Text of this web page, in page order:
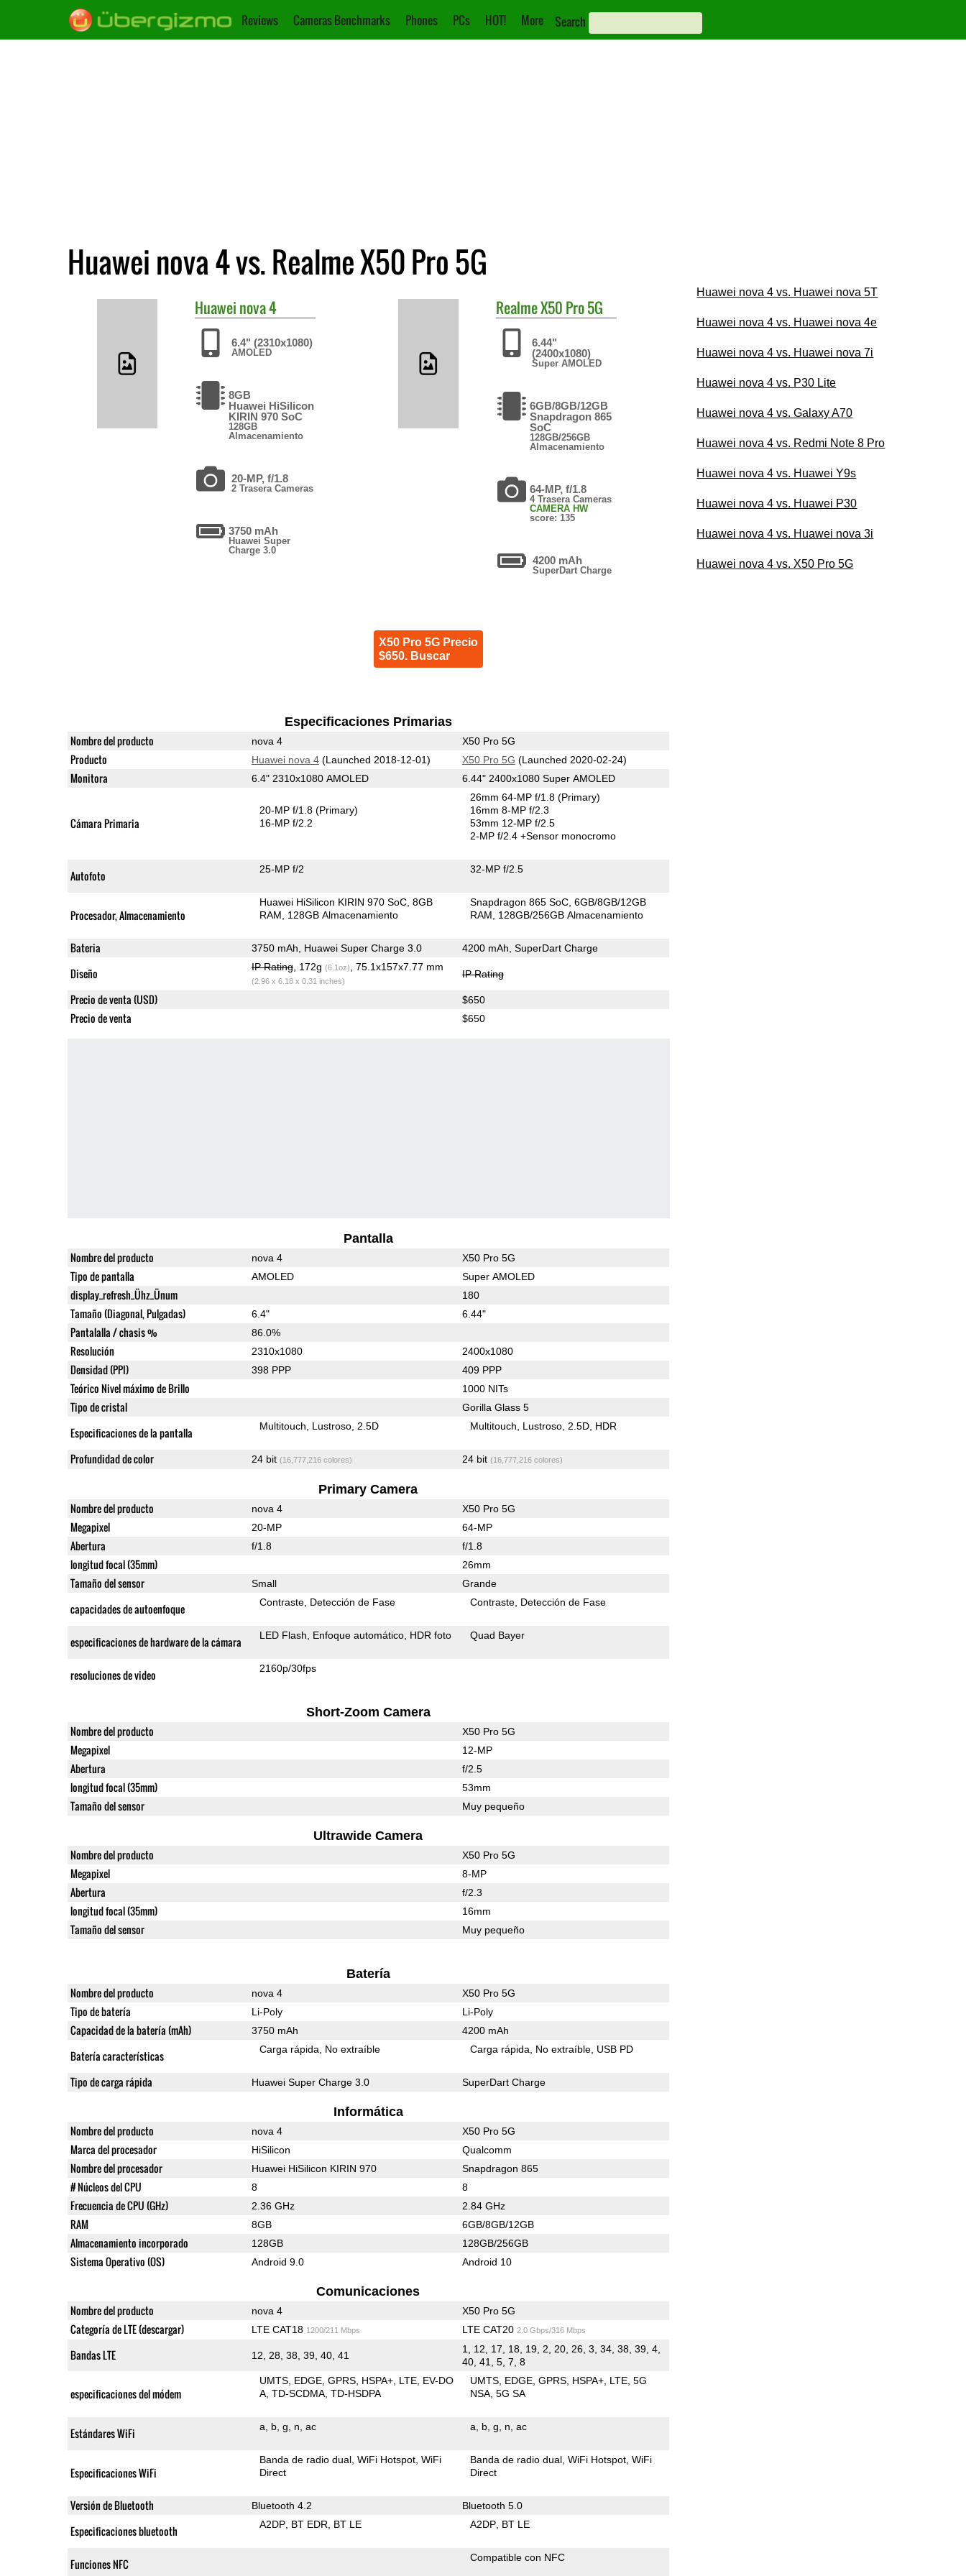
Reviews Cameras Benchmarks Phones PCs HOT! More Search
Huawei nova 4 vs. Realme X50 Pro 5G
Huawei nova 4
6.4" (2310x1080)
AMOLED
8GB
Huawei HiSilicon
KIRIN 970 SoC
128GB
Almacenamiento
20-MP, f/1.8
2 Trasera Cameras
3750 mAh
Huawei Super
Charge 3.0
RealmeX50 Pro 5G
6.44"
(2400x1080)
Super AMOLED
6GB/8GB/12GB
Snapdragon 865
SoC
128GB/256GB
Almacenamiento
64-MP, f/1.8
4 Trasera Cameras
CAMERA HW
score: 135
4200 mAh
SuperDart Charge
X50 Pro 5G Precio
$650. Buscar
Especificaciones Primarias
Nombre del producto nova 4 X50 Pro 5G
Producto Huawei nova 4(Launched 2018-12-01) X50 Pro 5G (Launched 2020-02-24)
Monitora 6.4" 2310x1080 AMOLED 6.44" 2400x1080 Super AMOLED
Cámara Primaria
20-MP f/1.8(Primary)
16-MP f/2.2
26mm 64-MP f/1.8(Primary)
16mm 8-MP f/2.3
53mm 12-MP f/2.5
2-MP f/2.4+Sensor monocromo
Autofoto 25-MP f/2 32-MP f/2.5
Procesador, Almacenamiento
Huawei HiSilicon KIRIN 970 SoC 8GB
RAM
128GB Almacenamiento
Snapdragon 865 SoC 6GB/8GB/12GB
RAM
128GB/256GB Almacenamiento
Bateria 3750 mAh, Huawei Super Charge 3.0 4200 mAh, SuperDart Charge
Diseño IP Rating, 172g (6.1oz) , 75.1x157x7.77 mm
(2.96 x 6.18 x 0.31 inches)
IP Rating
Precio de venta (USD) $650
Precio de venta $650
Pantalla
Nombre del producto nova 4 X50 Pro 5G
Tipo de pantalla AMOLED Super AMOLED
display_refresh_Ühz_Ünum 180
Tamaño (Diagonal, Pulgadas) 6.4" 6.44"
Pantalalla / chasis % 86.0%
Resolución 2310x1080 2400x1080
Densidad (PPI) 398 PPP 409 PPP
Teórico Nivel máximo de Brillo 1000 NITs
Tipo de cristal Gorilla Glass 5
Especificaciones de la pantalla Multitouch Lustroso 2.5D Multitouch Lustroso 2.5D HDR
Profundidad de color 24 bit (16,777,216 colores) 24 bit (16,777,216 colores)
Primary Camera
Nombre del producto nova 4 X50 Pro 5G
Megapixel 20-MP 64-MP
Abertura f/1.8 f/1.8
longitud focal (35mm) 26mm
Tamaño del sensor Small Grande
capacidades de autoenfoque Contraste Detección de Fase Contraste Detección de Fase
especificaciones de hardware de la cámara LED Flash Enfoque automático HDR foto Quad Bayer
resoluciones de video 2160p/30fps
Short-Zoom Camera
Nombre del producto X50 Pro 5G
Megapixel 12-MP
Abertura f/2.5
longitud focal (35mm) 53mm
Tamaño del sensor Muy pequeño
Ultrawide Camera
Nombre del producto X50 Pro 5G
Megapixel 8-MP
Abertura f/2.3
longitud focal (35mm) 16mm
Tamaño del sensor Muy pequeño
Batería
Nombre del producto nova 4 X50 Pro 5G
Tipo de batería Li-Poly Li-Poly
Capacidad de la batería (mAh) 3750 mAh 4200 mAh
Batería características Carga rápida No extraíble Carga rápida No extraíble USB PD
Tipo de carga rápida Huawei Super Charge 3.0 SuperDart Charge
Informática
Nombre del producto nova 4 X50 Pro 5G
Marca del procesador HiSilicon Qualcomm
Nombre del procesador Huawei HiSilicon KIRIN 970 Snapdragon 865
# Núcleos del CPU 8 8
Frecuencia de CPU (GHz) 2.36 GHz 2.84 GHz
RAM 8GB 6GB/8GB/12GB
Almacenamiento incorporado 128GB 128GB/256GB
Sistema Operativo (OS) Android 9.0 Android 10
Comunicaciones
Nombre del producto nova 4 X50 Pro 5G
Categoría de LTE (descargar) LTE CAT18 1200/211 Mbps LTE CAT20 2.0 Gbps/316 Mbps
Bandas LTE 12, 28, 38, 39, 40, 41
1, 12, 17, 18, 19, 2, 20, 26, 3, 34, 38, 39, 4,
40, 41, 5, 7, 8
especificaciones del módem
UMTS EDGE GPRS HSPA+ LTE EV-DO
A TD-SCDMA TD-HSDPA
UMTS EDGE GPRS HSPA+ LTE 5G
NSA 5G SA
Estándares WiFi a b g n ac a b g n ac
Especificaciones WiFi
Banda de radio dual WiFi Hotspot WiFi
Direct
Banda de radio dual WiFi Hotspot WiFi
Direct
Versión de Bluetooth Bluetooth 4.2 Bluetooth 5.0
Especificaciones bluetooth A2DP BT EDR BT LE A2DP BT LE
Funciones NFC Compatible con NFC
Huawei nova 4 vs. Huawei nova 5T
Huawei nova 4 vs. Huawei nova 4e
Huawei nova 4 vs. Huawei nova 7i
Huawei nova 4 vs. P30 Lite
Huawei nova 4 vs. Galaxy A70
Huawei nova 4 vs. Redmi Note 8 Pro
Huawei nova 4 vs. Huawei Y9s
Huawei nova 4 vs. Huawei P30
Huawei nova 4 vs. Huawei nova 3i
Huawei nova 4 vs. X50 Pro 5G